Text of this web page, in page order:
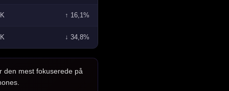
↑ 16,1%
↓ 34,8%
den mest fokuserede på